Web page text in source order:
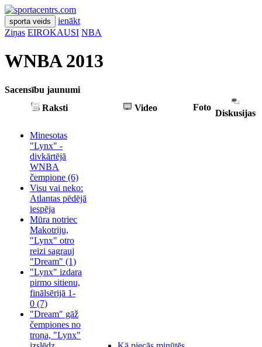
sporta veids
ienākt
Ziņas EIROKAUSI NBA
WNBA 2013
Sacensību jaunumi
Raksti
Video Foto
Diskusijas
Minesotas
"Lynx" -
divkārtējā
WNBA
čempione (6)
Visu vai neko:
Atlantas pēdējā
iespēja
Mūra notriec
Makotriju,
"Lynx" otro
reizi sagrauj
"Dream" (1)
"Lynx" izdara
pirmo sitienu,
finālsērijā 1-
0 (7)
"Dream" gāž
čempiones no
troņa, "Lynx"